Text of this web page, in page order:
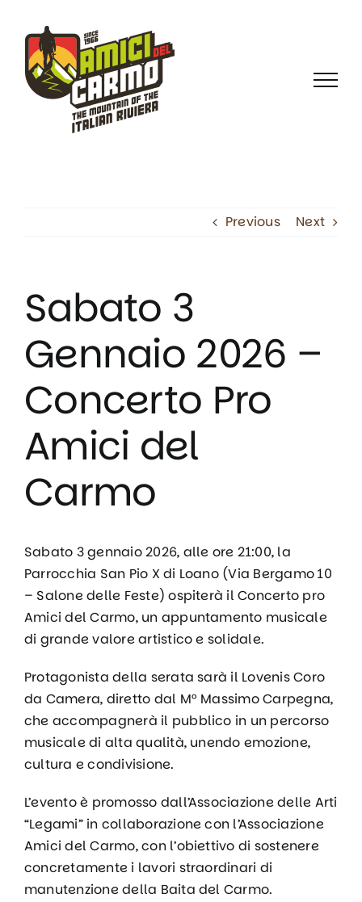
content
Previous Next
Sabato 3
Gennaio 2026 –
Concerto Pro
Amici del
Carmo
Sabato 3 gennaio 2026, alle ore 21:00, la
Parrocchia San Pio X di Loano (Via Bergamo 10
– Salone delle Feste) ospiterà il Concerto pro
Amici del Carmo, un appuntamento musicale
di grande valore artistico e solidale.
Protagonista della serata sarà il Lovenis Coro
da Camera, diretto dal M° Massimo Carpegna,
che accompagnerà il pubblico in un percorso
musicale di alta qualità, unendo emozione,
cultura e condivisione.
L’evento è promosso dall’Associazione delle Arti
“Legami” in collaborazione con l’Associazione
Amici del Carmo, con l’obiettivo di sostenere
concretamente i lavori straordinari di
manutenzione della Baita del Carmo.